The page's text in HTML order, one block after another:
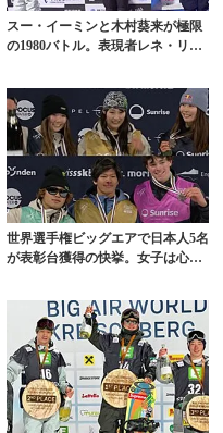
スー・イーミンと木村葵来が極限
の1980バトル。表現者レネ・リン
世界選手権ビッグエアで日本人5名
が表彰台獲得の快挙。女子は心椛